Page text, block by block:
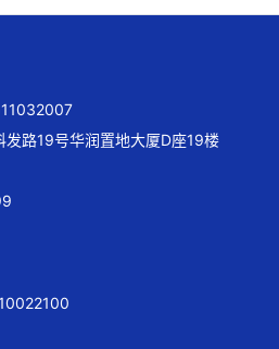
路19号华润置地大厦D座19楼